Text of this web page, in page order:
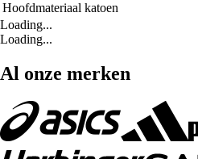
Hoofdmateriaal katoen
Loading...
Loading...
Al onze merken